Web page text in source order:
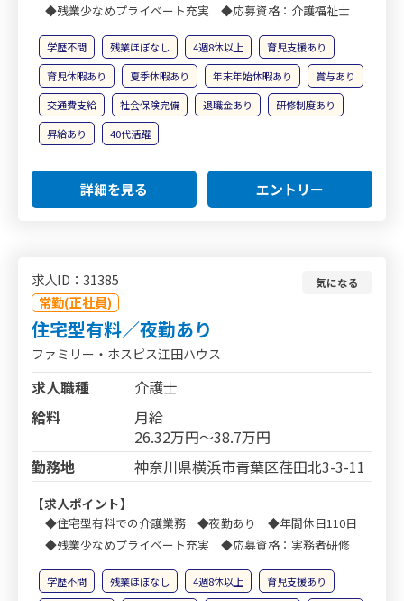
◆残業少なめプライベート充実 ◆応募資格：介護福祉士
学歴不問 残業ほぼなし 4週8休以上
育児支援あり
育児休暇あり
夏季休暇あり 年末年始休暇あり
賞与あり
交通費支給
社会保険完備 退職金あり
研修制度あり
昇給あり
40代活躍
詳細を見る エントリー
求人ID：31385
常勤(正社員)
気になる
住宅型有料／夜勤あり
ファミリー・ホスピス江田ハウス
求人職種
介護士
給料
月給
26.32万円～38.7万円
勤務地
神奈川県横浜市青葉区荏田北3-3-11
【求人ポイント】
◆住宅型有料での介護業務 ◆夜勤あり ◆年間休日110日
◆残業少なめプライベート充実 ◆応募資格：実務者研修
学歴不問 残業ほぼなし 4週8休以上
育児支援あり